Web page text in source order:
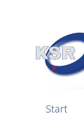
Start